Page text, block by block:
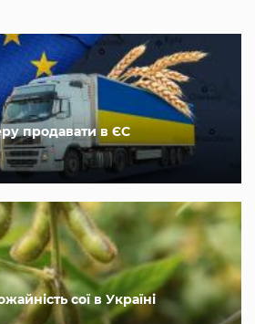
продавати в ЄС
сої в Україні